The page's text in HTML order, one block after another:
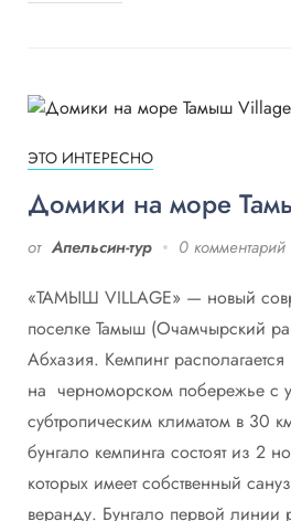
ЭТО ИНТЕРЕСНО
Домики на море
от Апельсин-тур 0 комментарий
«ТАМЫШ VILLAGE» — новый
поселке Тамыш (Очамчырский
Абхазия. Кемпинг
на черноморском побережье с
субтропическим климатом в 30
бунгало кемпинга состоят из 2
которых имеет собственный
веранду. Бунгало первой